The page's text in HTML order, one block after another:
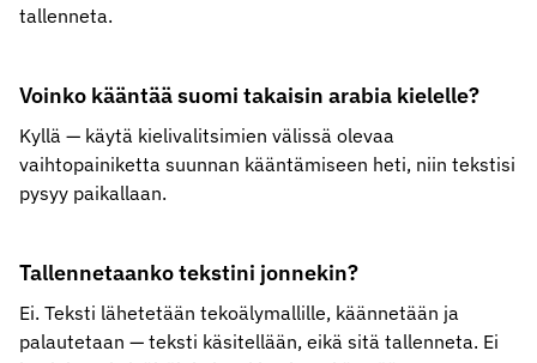
tallenneta.
Voinko kääntää suomi takaisin arabia kielelle?
Kyllä — käytä kielivalitsimien välissä olevaa
vaihtopainiketta suunnan kääntämiseen heti, niin tekstisi
pysyy paikallaan.
Tallennetaanko tekstini jonnekin?
Ei. Teksti lähetetään tekoälymallille, käännetään ja
palautetaan — teksti käsitellään, eikä sitä tallenneta. Ei